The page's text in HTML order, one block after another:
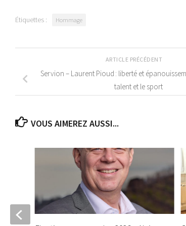
Étiquettes : Hommage
ARTICLE PRÉCÉDENT
Servion – Laurent Pioud : liberté et
talent et le sport
VOUS AIMEREZ AUSSI...